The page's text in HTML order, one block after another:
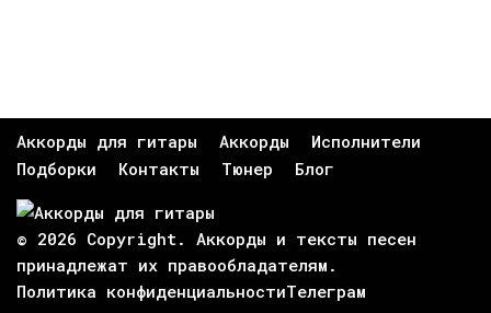
Аккорды для гитары Аккорды
Исполнители
Подборки
Контакты Тюнер Блог
© 2026 Copyright. Аккорды и тексты песен
принадлежат их правообладателям .
Политика конфиденциальностиТелеграм